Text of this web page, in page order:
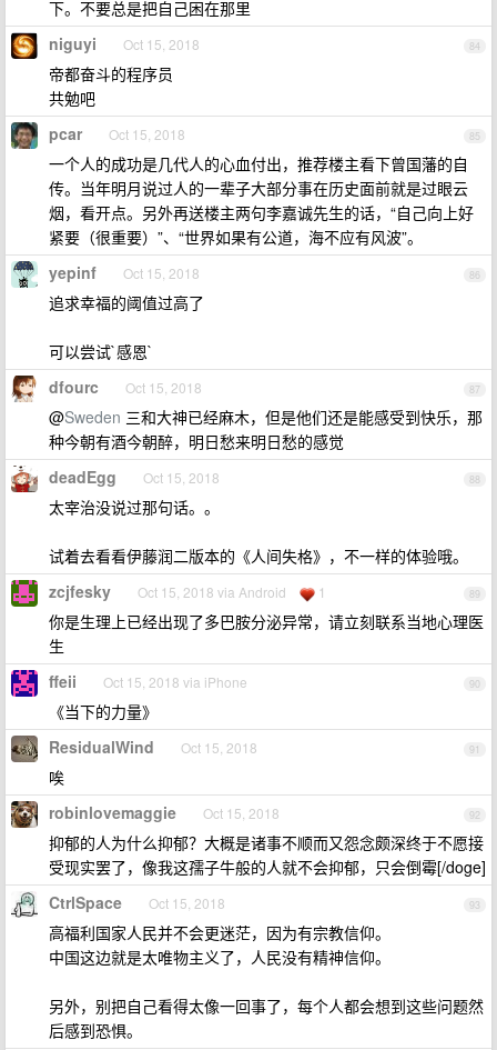
下。不要总是把自己困在那里
84
niguyi Oct 15, 2018
帝都奋斗的程序员
共勉吧
85
pcar Oct 15, 2018
一个人的成功是几代人的心血付出，推荐楼主看下曾国藩的自
传。当年明月说过人的一辈子大部分事在历史面前就是过眼云
烟，看开点。另外再送楼主两句李嘉诚先生的话，“自己向上好
紧要（很重要）”、“世界如果有公道，海不应有风波”。
86
yepinf Oct 15, 2018
追求幸福的阈值过高了
可以尝试`感恩`
87
dfourc Oct 15, 2018
@Sweden 三和大神已经麻木，但是他们还是能感受到快乐，那
种今朝有酒今朝醉，明日愁来明日愁的感觉
88
deadEgg Oct 15, 2018
太宰治没说过那句话。。
试着去看看伊藤润二版本的《人间失格》，不一样的体验哦。
89
zcjfesky Oct 15, 2018 via Android 1
你是生理上已经出现了多巴胺分泌异常，请立刻联系当地心理医
生
90
ffeii Oct 15, 2018 via iPhone
《当下的力量》
91
ResidualWind Oct 15, 2018
唉
92
robinlovemaggie Oct 15, 2018
抑郁的人为什么抑郁？大概是诸事不顺而又怨念颇深终于不愿接
受现实罢了，像我这孺子牛般的人就不会抑郁，只会倒霉[/doge]
93
CtrlSpace Oct 15, 2018
高福利国家人民并不会更迷茫，因为有宗教信仰。
中国这边就是太唯物主义了，人民没有精神信仰。
另外，别把自己看得太像一回事了，每个人都会想到这些问题然
后感到恐惧。